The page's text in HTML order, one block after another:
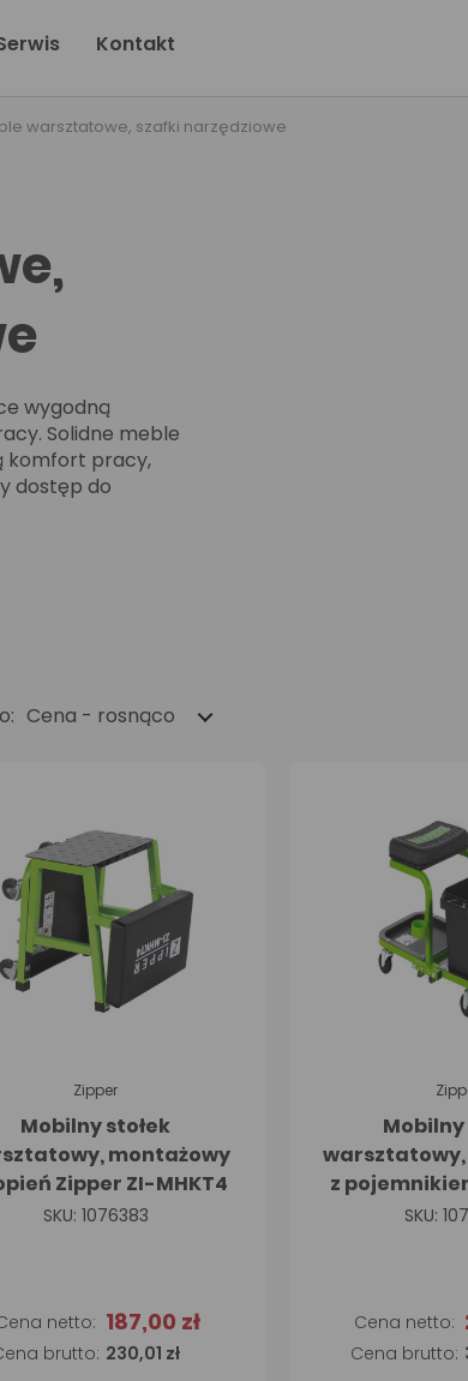
Kontakt
warsztatowe, szafki narzędziowe
wygodną
Solidne meble
komfort pracy,
dostęp do
Cena - rosnąco
Zipper
Mobilny stołek
montażowy
Zipper ZI-MHKT4
SKU: 1076383
230,01 zł
187,00 zł
Dodaj do koszyka
Mobilny
z
SKU: